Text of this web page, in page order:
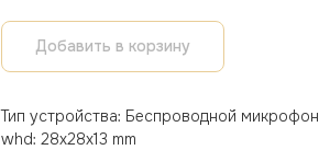
Добавить в корзину
Тип устройства: Беспроводной микрофон
whd: 28x28x13 mm